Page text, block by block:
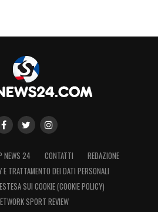
NEWS 24 CONTATTI
REDAZIONE
E TRATTAMENTO DEI DATI PERSONALI
SUI COOKIE (COOKIE POLICY)
SPORT REVIEW